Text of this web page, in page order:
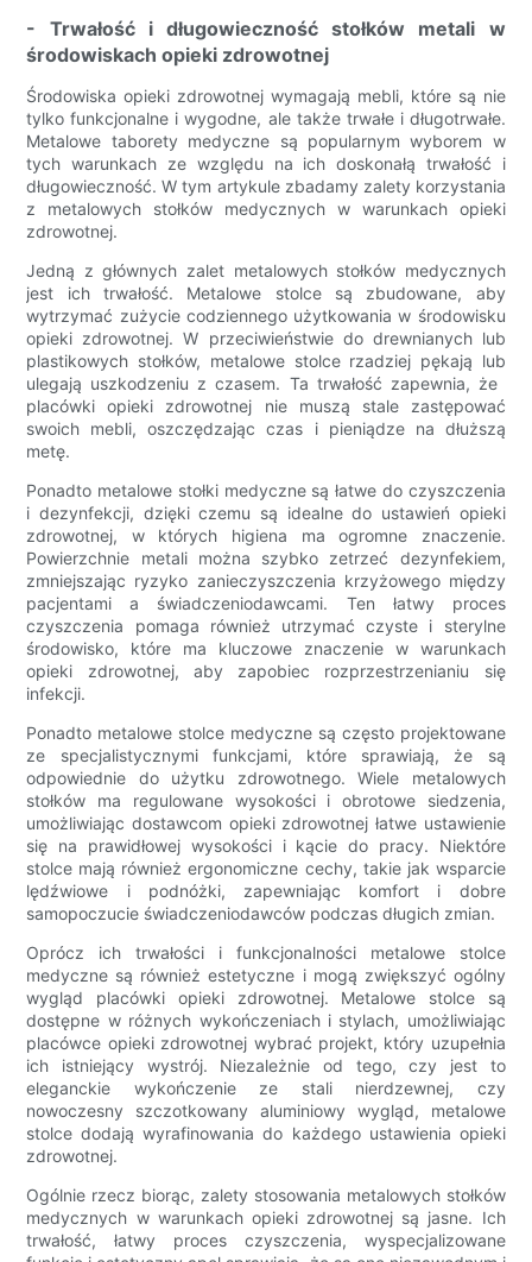
- Trwałość i długowieczność stołków metali w
środowiskach opieki zdrowotnej
Środowiska opieki zdrowotnej wymagają mebli, które są nie
tylko funkcjonalne i wygodne, ale także trwałe i długotrwałe.
Metalowe taborety medyczne są popularnym wyborem w
tych warunkach ze względu na ich doskonałą trwałość i
długowieczność. W tym artykule zbadamy zalety korzystania
z metalowych stołków medycznych w warunkach opieki
zdrowotnej.
Jedną z głównych zalet metalowych stołków medycznych
jest ich trwałość. Metalowe stolce są zbudowane, aby
wytrzymać zużycie codziennego użytkowania w środowisku
opieki zdrowotnej. W przeciwieństwie do drewnianych lub
plastikowych stołków, metalowe stolce rzadziej pękają lub
ulegają uszkodzeniu z czasem. Ta trwałość zapewnia, że ​​
placówki opieki zdrowotnej nie muszą stale zastępować
swoich mebli, oszczędzając czas i pieniądze na dłuższą
metę.
Ponadto metalowe stołki medyczne są łatwe do czyszczenia
i dezynfekcji, dzięki czemu są idealne do ustawień opieki
zdrowotnej, w których higiena ma ogromne znaczenie.
Powierzchnie metali można szybko zetrzeć dezynfekiem,
zmniejszając ryzyko zanieczyszczenia krzyżowego między
pacjentami a świadczeniodawcami. Ten łatwy proces
czyszczenia pomaga również utrzymać czyste i sterylne
środowisko, które ma kluczowe znaczenie w warunkach
opieki zdrowotnej, aby zapobiec rozprzestrzenianiu się
infekcji.
Ponadto metalowe stolce medyczne są często projektowane
ze specjalistycznymi funkcjami, które sprawiają, że są
odpowiednie do użytku zdrowotnego. Wiele metalowych
stołków ma regulowane wysokości i obrotowe siedzenia,
umożliwiając dostawcom opieki zdrowotnej łatwe ustawienie
się na prawidłowej wysokości i kącie do pracy. Niektóre
stolce mają również ergonomiczne cechy, takie jak wsparcie
lędźwiowe i podnóżki, zapewniając komfort i dobre
samopoczucie świadczeniodawców podczas długich zmian.
Oprócz ich trwałości i funkcjonalności metalowe stolce
medyczne są również estetyczne i mogą zwiększyć ogólny
wygląd placówki opieki zdrowotnej. Metalowe stolce są
dostępne w różnych wykończeniach i stylach, umożliwiając
placówce opieki zdrowotnej wybrać projekt, który uzupełnia
ich istniejący wystrój. Niezależnie od tego, czy jest to
eleganckie wykończenie ze stali nierdzewnej, czy
nowoczesny szczotkowany aluminiowy wygląd, metalowe
stolce dodają wyrafinowania do każdego ustawienia opieki
zdrowotnej.
Ogólnie rzecz biorąc, zalety stosowania metalowych stołków
medycznych w warunkach opieki zdrowotnej są jasne. Ich
trwałość, łatwy proces czyszczenia, wyspecjalizowane